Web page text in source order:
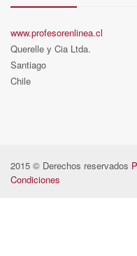
www.profesorenlinea.cl
Querelle y Cia Ltda.
Santiago
Chile
2015 © Derechos reservados
Condiciones